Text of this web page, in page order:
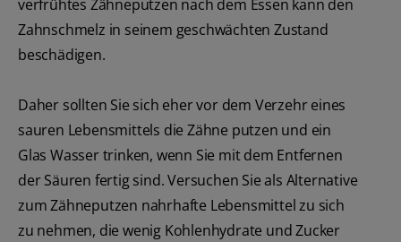
verfrühtes Zähneputzen nach dem Essen kann den
Zahnschmelz in seinem geschwächten Zustand
beschädigen.
Daher sollten Sie sich eher vor dem Verzehr eines
sauren Lebensmittels die Zähne putzen und ein
Glas Wasser trinken, wenn Sie mit dem Entfernen
der Säuren fertig sind. Versuchen Sie als Alternative
zum Zähneputzen nahrhafte Lebensmittel zu sich
zu nehmen, die wenig Kohlenhydrate und Zucker